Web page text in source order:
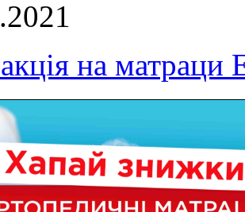
на